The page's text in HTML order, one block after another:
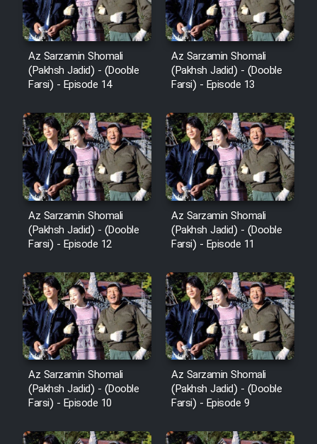
Az Sarzamin Shomali
(Pakhsh Jadid) - (Dooble
Farsi) - Episode 14
Az Sarzamin Shomali
(Pakhsh Jadid) - (Dooble
Farsi) - Episode 13
Az Sarzamin Shomali
(Pakhsh Jadid) - (Dooble
Farsi) - Episode 12
Az Sarzamin Shomali
(Pakhsh Jadid) - (Dooble
Farsi) - Episode 11
Az Sarzamin Shomali
(Pakhsh Jadid) - (Dooble
Farsi) - Episode 10
Az Sarzamin Shomali
(Pakhsh Jadid) - (Dooble
Farsi) - Episode 9